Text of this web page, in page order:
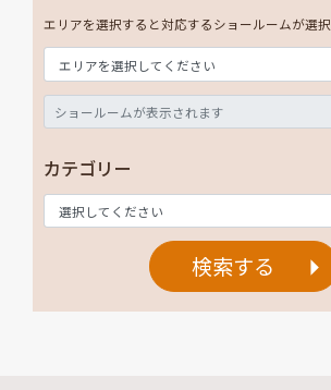
エリアを選択すると対応するショールームが選択
カテゴリー
検索する